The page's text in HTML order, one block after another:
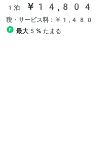
1泊 ￥14,804
税・サービス料：￥1,480
最大5% たまる